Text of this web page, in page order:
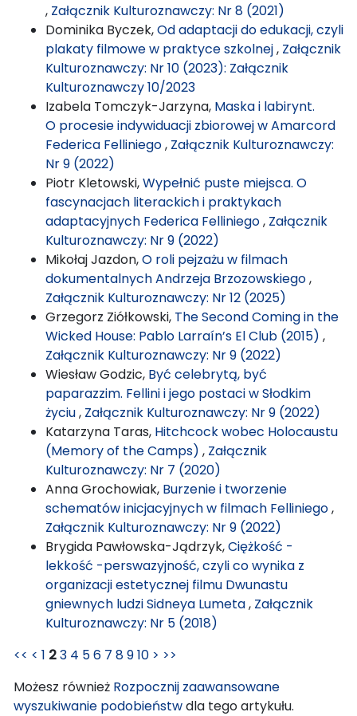
, Załącznik Kulturoznawczy: Nr 8 (2021)
Dominika Byczek,Od adaptacji do edukacji, czyli
plakaty filmowe w praktyce szkolnej, Załącznik
Kulturoznawczy: Nr 10 (2023): Załącznik
Kulturoznawczy 10/2023
Izabela Tomczyk-Jarzyna, Maska i labirynt.
O procesie indywiduacji zbiorowej w Amarcord
Federica Felliniego, Załącznik Kulturoznawczy:
Nr 9 (2022)
Piotr Kletowski,Wypełnić puste miejsca. O
fascynacjach literackich i praktykach
adaptacyjnych Federica Felliniego, Załącznik
Kulturoznawczy: Nr 9 (2022)
Mikołaj Jazdon,O roli pejzażu w filmach
dokumentalnych Andrzeja Brzozowskiego,
Załącznik Kulturoznawczy: Nr 12 (2025)
Grzegorz Ziółkowski, The Second Coming in the
Wicked House: Pablo Larraín’s El Club (2015) ,
Załącznik Kulturoznawczy: Nr 9 (2022)
Wiesław Godzic, Być celebrytą, być
paparazzim. Fellini i jego postaci w Słodkim
życiu, Załącznik Kulturoznawczy: Nr 9 (2022)
Katarzyna Taras, Hitchcock wobec Holocaustu
(Memory of the Camps) , Załącznik
Kulturoznawczy: Nr 7 (2020)
Anna Grochowiak, Burzenie i tworzenie
schematów inicjacyjnych w filmach Felliniego,
Załącznik Kulturoznawczy: Nr 9 (2022)
Brygida Pawłowska-Jądrzyk,Ciężkość -
lekkość -perswazyjność, czyli co wynika z
organizacji estetycznej filmu Dwunastu
gniewnych ludzi Sidneya Lumeta, Załącznik
Kulturoznawczy: Nr 5 (2018)
<< < 1 23 4 56 7 8910 > >>
Możesz również Rozpocznij zaawansowane
wyszukiwanie podobieństwdla tego artykułu.